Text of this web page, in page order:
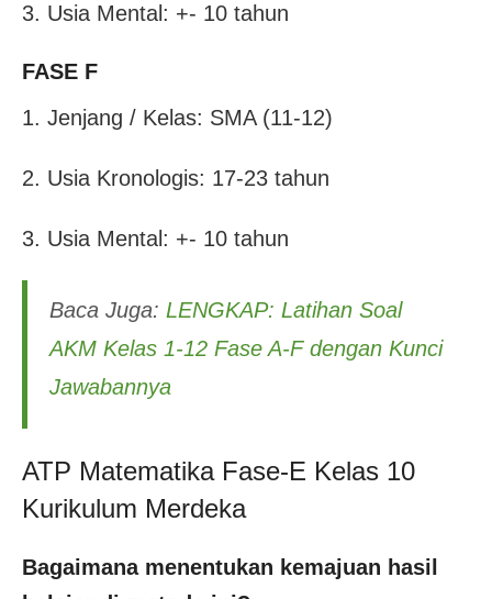
3. Usia Mental: +- 10 tahun
FASE F
1. Jenjang / Kelas: SMA (11-12)
2. Usia Kronologis: 17-23 tahun
3. Usia Mental: +- 10 tahun
Baca Juga: LENGKAP: Latihan Soal
AKM Kelas 1-12 Fase A-F dengan Kunci
Jawabannya
ATP Matematika Fase-E Kelas 10
Kurikulum Merdeka
Bagaimana menentukan kemajuan hasil